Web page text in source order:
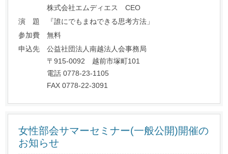
株式会社エムディエス CEO
演 題 『誰にでもまねできる思考方法」
参加費 無料
申込先 公益社団法人南越法人会事務局
〒915-0092 越前市塚町101
電話 0778-23-1105
FAX 0778-22-3091
女性部会サマーセミナー(一般公開)開催の
お知らせ